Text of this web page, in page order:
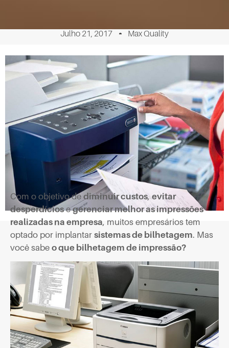
Julho 21, 2017 Max Quality
Com o objetivo de diminuir custos,evitar
desperdíciosegerenciar melhor as impressões
realizadas na empresa, muitos empresários tem
optado por implantar sistemas de bilhetagem. Mas
você sabe o que bilhetagem de impressão?